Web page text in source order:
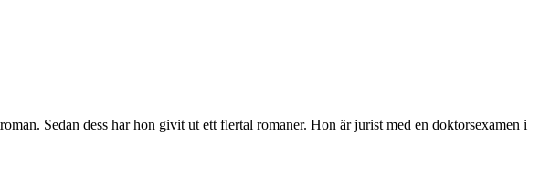
Sedan dess har hon givit ut ett flertal romaner. Hon är jurist med en doktorsexamen i